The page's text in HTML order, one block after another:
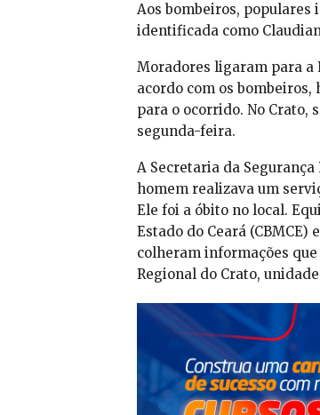
Aos bombeiros,
identificada como
Moradores ligaram para a
acordo com os
para o ocorrido. No Crato,
segunda-feira.
A Secretaria da
homem realizava um
Ele foi a óbito no local.
Estado do Ceará (CBMCE)
colheram informações
Regional do Crato,